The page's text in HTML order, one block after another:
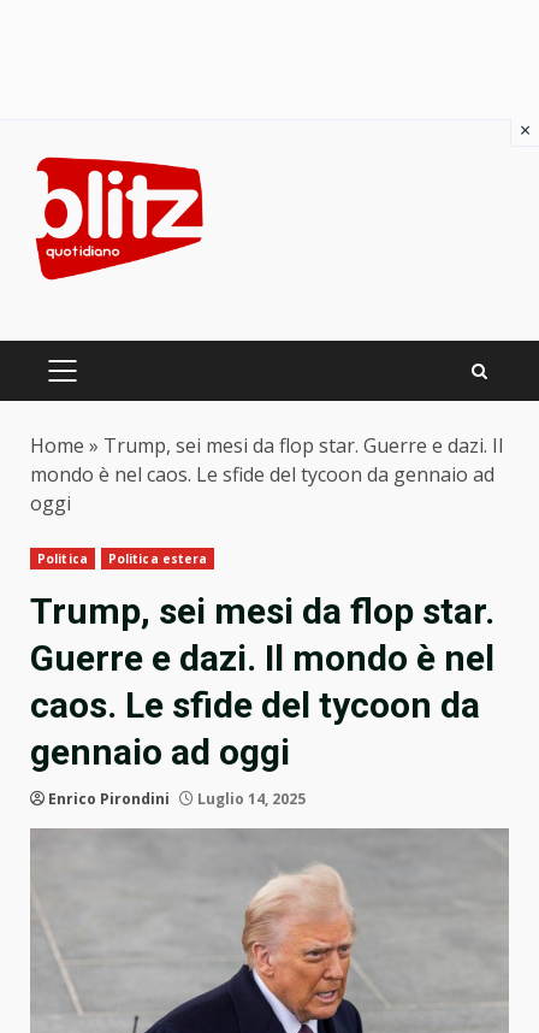
content
PRIMARY
Home » Trump, sei mesi da flop star. Guerre e dazi. Il
mondo è nel caos. Le sfide del tycoon da gennaio ad
oggi
Politica Politica estera
Trump, sei mesi da flop star.
Guerre e dazi. Il mondo è nel
caos. Le sfide del tycoon da
gennaio ad oggi
Enrico Pirondini Luglio 14, 2025
×